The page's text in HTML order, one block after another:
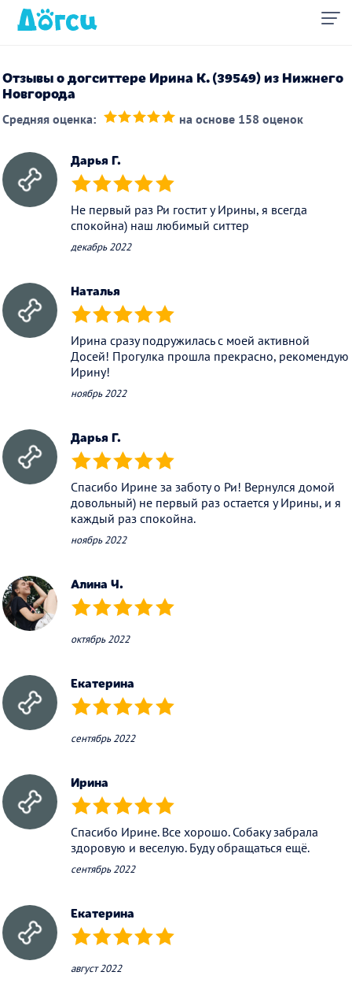
Отзывы о догситтере Ирина К. (39549) из Нижнего
Новгорода
Средняя оценка: на основе 158 оценок
Дарья Г.
(*) (*) (*) (*) (*)
Не первый раз Ри гостит у Ирины, я всегда
спокойна) наш любимый ситтер
декабрь 2022
Наталья
(*) (*) (*) (*) (*)
Ирина сразу подружилась с моей активной
Досей! Прогулка прошла прекрасно, рекомендую
Ирину!
ноябрь 2022
Дарья Г.
(*) (*) (*) (*) (*)
Спасибо Ирине за заботу о Ри! Вернулся домой
довольный) не первый раз остается у Ирины, и я
каждый раз спокойна.
ноябрь 2022
Алина Ч.
(*) (*) (*) (*) (*)
октябрь 2022
Екатерина
(*) (*) (*) (*) (*)
сентябрь 2022
Ирина
(*) (*) (*) (*) (*)
Спасибо Ирине. Все хорошо. Собаку забрала
здоровую и веселую. Буду обращаться ещё.
сентябрь 2022
Екатерина
(*) (*) (*) (*) (*)
август 2022